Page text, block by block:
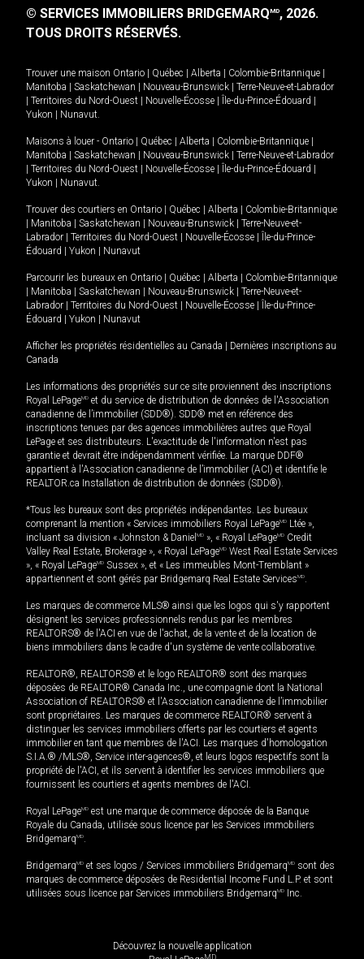
© SERVICES IMMOBILIERS BRIDGEMARQMD, 2026.
TOUS DROITS RÉSERVÉS.
Trouver une maison Ontario Québec Alberta Colombie-Britannique
Manitoba
Saskatchewan Nouveau-Brunswick
Terre-Neuve-et-Labrador
Territoires du Nord-Ouest Nouvelle-Écosse Île-du-Prince-Édouard
Yukon
Nunavut.
Maisons à louer - Ontario Québec Alberta Colombie-Britannique
Manitoba
Saskatchewan Nouveau-Brunswick
Terre-Neuve-et-Labrador
Territoires du Nord-Ouest Nouvelle-Écosse Île-du-Prince-Édouard
Yukon
Nunavut.
Trouver des courtiers en Ontario Québec Alberta
Colombie-Britannique
Manitoba Saskatchewan Nouveau-Brunswick
Terre-Neuve-et-
Labrador
Territoires du Nord-Ouest Nouvelle-Écosse
Île-du-Prince-
Édouard
Yukon Nunavut
Parcourir les bureaux en Ontario Québec Alberta
Colombie-Britannique
Manitoba Saskatchewan Nouveau-Brunswick
Terre-Neuve-et-
Labrador
Territoires du Nord-Ouest Nouvelle-Écosse
Île-du-Prince-
Édouard
Yukon Nunavut
Afficher les propriétés résidentielles au Canada
Dernières inscriptions au
Canada
Les informations des propriétés sur ce site proviennent des inscriptions
Royal LePageMD et du service de distribution de données de l'Association
canadienne de l’immobilier (SDD®). SDD® met en référence des
inscriptions tenues par des agences immobilières autres que Royal
LePage et ses distributeurs. L'exactitude de l'information n'est pas
garantie et devrait être indépendamment vérifiée. La marque DDF®
appartient à l'Association canadienne de l’immobilier (ACI) et identifie le
REALTOR.ca Installation de distribution de données (SDD®).
*Tous les bureaux sont des propriétés indépendantes. Les bureaux
comprenant la mention « Services immobiliers Royal LePageMD Ltée »,
incluant sa division « Johnston & Daniel MD », « Royal LePageMD Credit
Valley Real Estate, Brokerage », « Royal LePageMD West Real Estate Services
», « Royal LePageMD Sussex », et « Les immeubles Mont-Tremblant »
appartiennent et sont gérés par Bridgemarq Real Estate ServicesMD.
Les marques de commerce MLS® ainsi que les logos qui s'y rapportent
désignent les services professionnels rendus par les membres
REALTORS® de l'ACI en vue de l'achat, de la vente et de la location de
biens immobiliers dans le cadre d'un système de vente collaborative.
REALTOR®, REALTORS® et le logo REALTOR® sont des marques
déposées de REALTOR® Canada Inc., une compagnie dont la National
Association of REALTORS® et l'Association canadienne de l’immobilier
sont propriétaires. Les marques de commerce REALTOR® servent à
distinguer les services immobiliers offerts par les courtiers et agents
immobilier en tant que membres de l'ACI. Les marques d'homologation
S.I.A.® /MLS®, Service inter-agences®, et leurs logos respectifs sont la
propriété de l'ACI, et ils servent à identifier les services immobiliers que
fournissent les courtiers et agents membres de l'ACI.
Royal LePageMD est une marque de commerce déposée de la Banque
Royale du Canada, utilisée sous licence par les Services immobiliers
BridgemarqMD.
BridgemarqMD et ses logos / Services immobiliers BridgemarqMD sont des
marques de commerce déposées de Residential Income Fund L.P. et sont
utilisées sous licence par Services immobiliers BridgemarqMD Inc.
Découvrez la nouvelle application
MD